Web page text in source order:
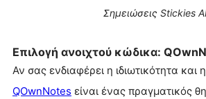
Σημειώσεις Stickies
Επιλογή ανοιχτού κώδικα:
Αν σας ενδιαφέρει η ιδιωτικότητα και
QOwnNotes είναι ένας πραγματικός